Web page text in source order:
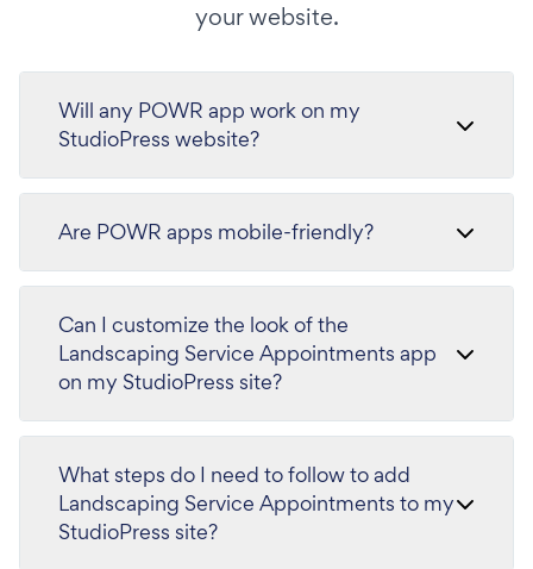
your website.
Will any POWR app work on my
StudioPress website?
Are POWR apps mobile-friendly?
Can I customize the look of the
Landscaping Service Appointments app
on my StudioPress site?
What steps do I need to follow to add
Landscaping Service Appointments to my
StudioPress site?